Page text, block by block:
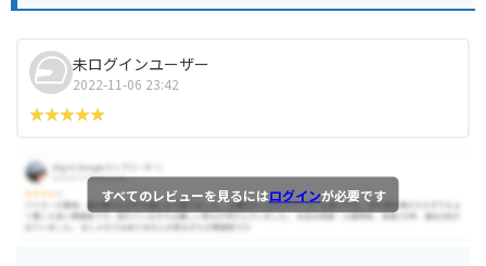
未ログインユーザー
2022-11-06 23:42
すべてのレビューを見るにはログインが必要です